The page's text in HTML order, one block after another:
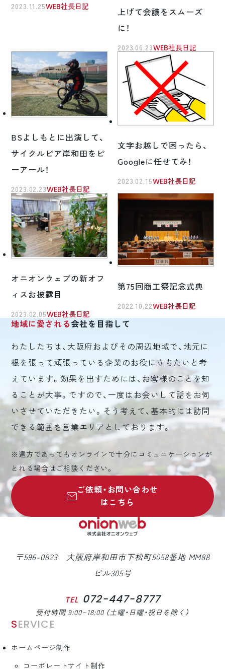
2023.11.25WEB社長日記
上げて会議をスムーズ
に！
2023.06.23WEB社長日記
BSよしもとに出演して、
サイクルピア岸和田をピ
ーアール！
2023.02.23WEB社長日記
文字お越しで困ったら、
Googleに任せてみ！
2023.02.15WEB社長日記
オニオンウェブの新オフ
ィスお披露目
2023.02.05WEB社長日記
第75回商工祭記念式典
2022.10.22WEB社長日記
地域に愛される会社を目指して
わたしたちは、大阪府およびその周辺地域で、地元に
根を張って頑張っている企業のお役に立ちたいと考
えています。効果を出すためには、お客様のことを知
ることが大事。ですので、一度はお会いして話をお伺
いさせていただきたい。そう考えて、基本的には訪問
できる範囲を営業エリアとしております。
※遠方であってもオンラインで十分にコミュニケーションが
とれる場合はご相談ください。
ご依頼・お問い合わせ
はこちら
〒596-0823 大阪府岸和田市下松町5058番地 MM88
ビル305号
TEL 072-447-8777
受付時間 9:00~18:00 （土曜・日曜・祝日を除く）
SERVICE
ホームページ制作
コーポレートサイト制作